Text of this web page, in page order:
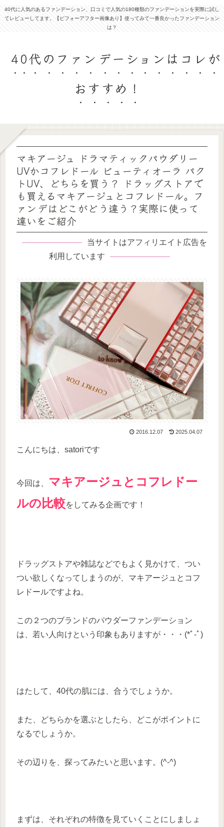
40代に人気のあるファンデーション、口コミで人気の180種類のファンデーションを実際に試し
てレビューしてます。【ビフォーアフター画像あり】使ってみて一番良かったファンデーション
は？
40代のファンデーションはコレが
おすすめ！
マキアージュ ドラマティックパウダリー
UVかコフレドール ビューティオーラ パク
トUV、どちらを買う？ ドラッグストアで
も買えるマキアージュとコフレドール。フ
ァンデはどこがどう違う？実際に使って
違いをご紹介
当サイトはアフィリエイト広告を
利用しています
2016.12.07 2025.04.07
こんにちは、satoriです
今回は、 マキアージュとコフレドー
ルの比較をしてみる企画です！
ドラッグストアや雑誌などでもよく見かけて、つい
つい欲しくなってしまうのが、マキアージュとコフ
レドールですよね。
この２つのブランドのパウダーファンデーション
は、若い人向けという印象もありますが・・・(*ﾟ-ﾟ)
はたして、40代の肌には、合うでしょうか。
また、どちらかを選ぶとしたら、どこがポイントに
なるでしょうか。
その辺りを、探ってみたいと思います。(^-^)
まずは、それぞれの特徴を見ていくことにしましょ